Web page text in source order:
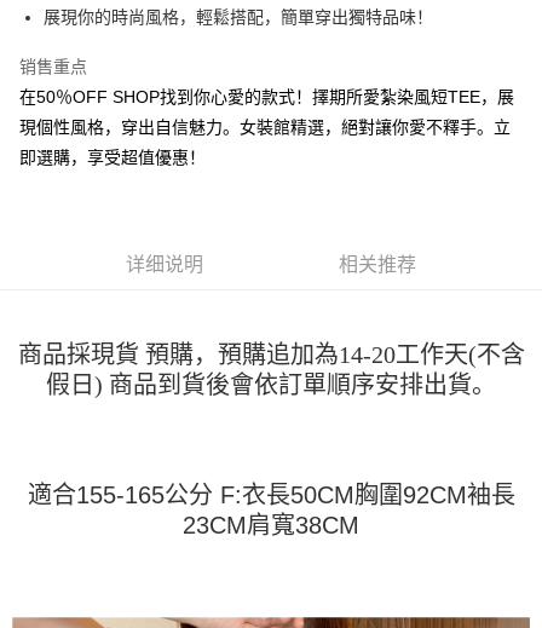
Apple Pay
街口支付
悠遊付
Google Pay
2. 付款方式选择 “大哥付你分期”，订单成立后会自动跳转到大哥付的交易流
程，验证手机门号后，选择欲分期的期数、缴款截止日，确认付款后即完成
交易。
容。
【缴款方式说明】
1. 分期款项不并入电信账单，“大哥付你分期”于每月结算日后寄送缴费提醒
相关说明
一、關於 AFTEE先享後付
1. 於付款方式選擇AFTEE先享後付，將跳出AFTEE先享後付手機驗證視
AFTEE APP推播通知。
5. 收到商品當下無需繳費，確認無誤後，請再利用繳費通知簡訊或AFTEE
APP於四大便利商店‧ATM/網銀等方式進行付款。
ATM付款
全家取貨付款
展現你的時尚風格，輕鬆搭配，簡單穿出獨特品味！
销售重点
在50％OFF SHOP找到你心愛的款式！擇期所愛紮染風短TEE，展
現個性風格，穿出自信魅力。女裝館精選，絕對讓你愛不釋手。立
即選購，享受超值優惠！
详细说明 相关推荐
商品採現貨 預購，預購追加為14-20工作天(不含
假日) 商品到貨後會依訂單順序安排出貨。
適合155-165公分 F:衣長50CM胸圍92CM袖長
23CM肩寬38CM